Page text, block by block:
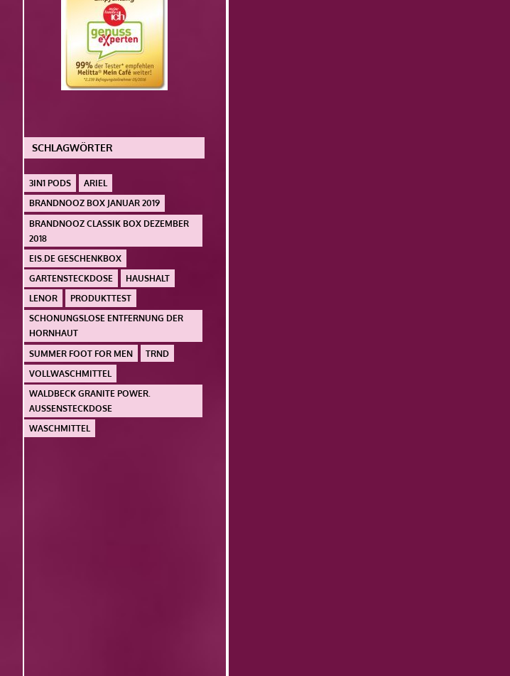
SCHLAGWÖRTER
3IN1 PODS
ARIEL
BRANDNOOZ BOX JANUAR 2019
BRANDNOOZ CLASSIK BOX DEZEMBER
2018
EIS.DE GESCHENKBOX
GARTENSTECKDOSE
HAUSHALT
LENOR
PRODUKTTEST
SCHONUNGSLOSE ENTFERNUNG DER
HORNHAUT
SUMMER FOOT FOR MEN
TRND
VOLLWASCHMITTEL
WALDBECK GRANITE POWER.
AUSSENSTECKDOSE
WASCHMITTEL